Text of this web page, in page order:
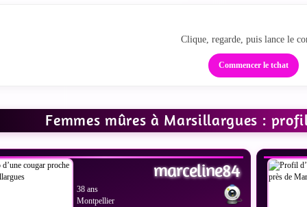
Clique, regarde, puis lance le
Commencer le tchat
Femmes mûres à Marsillargues :
LES PHOTOS
marceline84
38 ans
Montpellier
VOIR